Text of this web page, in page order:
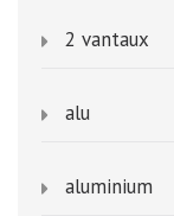
2 vantaux
alu
aluminium